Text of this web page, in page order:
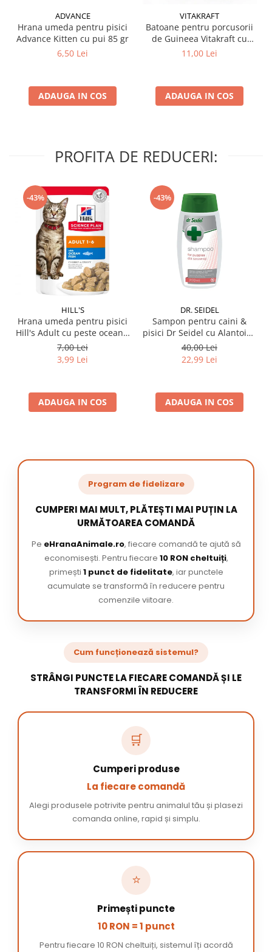
ADVANCE
Hrana umeda pentru pisici
Advance Kitten cu pui 85 gr
6,50 Lei
ADAUGA IN COS
VITAKRAFT
Batoane pentru porcusorii
de Guineea Vitakraft cu
struguri & nuci 2 buc
11,00 Lei
ADAUGA IN COS
PROFITA DE REDUCERI:
-43%
HILL'S
Hrana umeda pentru pisici
Hill's Adult cu peste oceanic
85 gr
7,00 Lei
3,99 Lei
ADAUGA IN COS
-43%
DR. SEIDEL
Sampon pentru caini &
pisici Dr Seidel cu Alantoina
220 ml
40,00 Lei
22,99 Lei
ADAUGA IN COS
Program de fidelizare
CUMPERI MAI MULT, PLĂTEȘTI MAI PUȚIN LA
URMĂTOAREA COMANDĂ
Pe eHranaAnimale.ro, fiecare comandă te ajută să
economisești. Pentru fiecare 10 RON cheltuiți,
primești 1 punct de fidelitate, iar punctele
acumulate se transformă în reducere pentru
comenzile viitoare.
Cum funcționează sistemul?
STRÂNGI PUNCTE LA FIECARE COMANDĂ ȘI LE
TRANSFORMI ÎN REDUCERE
🛒
Cumperi produse
La fiecare comandă
Alegi produsele potrivite pentru animalul tău și plasezi
comanda online, rapid și simplu.
⭐
Primești puncte
10 RON = 1 punct
Pentru fiecare 10 RON cheltuiți, sistemul îți acordă